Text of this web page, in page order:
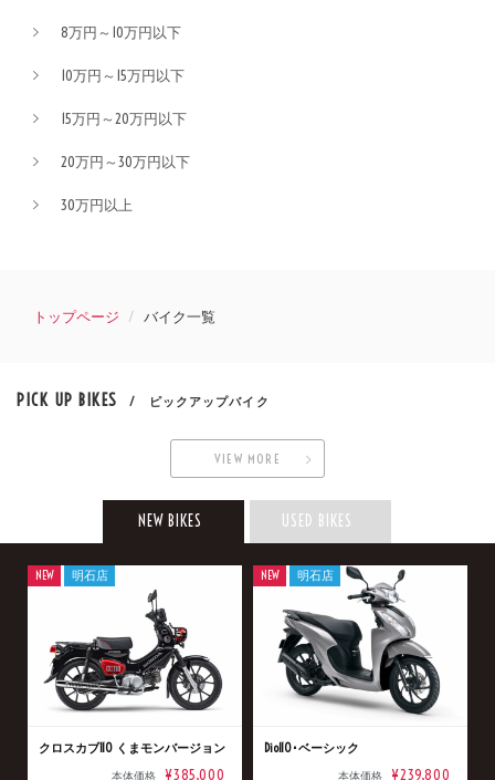
8万円～10万円以下
10万円～15万円以下
15万円～20万円以下
20万円～30万円以下
30万円以上
トップページ バイク一覧
PICK UP BIKES / ピックアップバイク
VIEW MORE
NEW BIKES USED BIKES
クロスカブ110 くまモンバージョン
本体価格 ¥385,000
NEW 明石店
Dio110･ベーシック
本体価格 ¥239,800
NEW 明石店